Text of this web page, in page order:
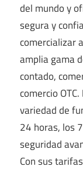
del mundo y
segura y
comercializar
amplia gama
contado,
comercio
variedad de
24 horas, los
seguridad
Con sus